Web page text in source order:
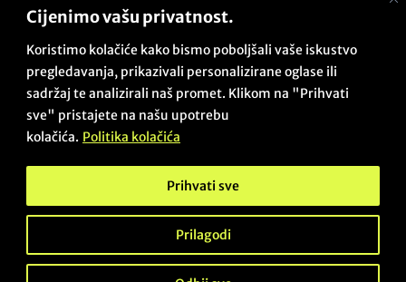
Cijenimo vašu privatnost.
Koristimo kolačiće kako bismo poboljšali vaše iskustvo
pregledavanja, prikazivali personalizirane oglase ili
sadržaj te analizirali naš promet. Klikom na "Prihvati
sve" pristajete na našu upotrebu
kolačića. Politika kolačića
Prilagodi
Prihvati sve
Odredbe i uvjeti
Pitanja i odgovori
Opći uvjeti poslovanja
Sigurnosna politika
Politika kolačića
Politika privatnosti
Povrati i reklamacije
Copyright © 2026 - Beta Zadar PRO / Sva prava pridržana /
Des & dev:@projectby.it